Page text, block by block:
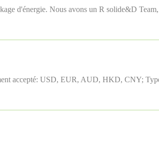
d'énergie. Nous avons un R solide&D
accepté: USD, EUR, AUD, HKD, CNY;